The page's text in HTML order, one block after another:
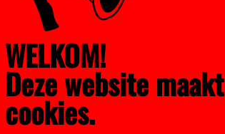
WELKOM!
Deze website
cookies.